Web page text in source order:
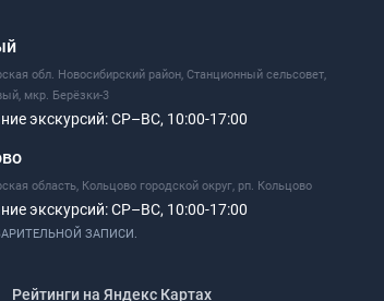
обл. Новосибирский район, Станционный сельсовет,
мкр. Берёзки-3
экскурсий:СР–ВС, 10:00-17:00
область, Кольцово городской округ, рп. Кольцово
экскурсий:СР–ВС, 10:00-17:00
ЗАПИСИ.
Рейтинги на Яндекс Картах